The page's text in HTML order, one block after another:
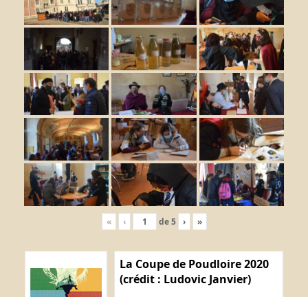
« ‹ de5 › »
La Coupe de Poudloire 2020
(crédit : Ludovic Janvier)